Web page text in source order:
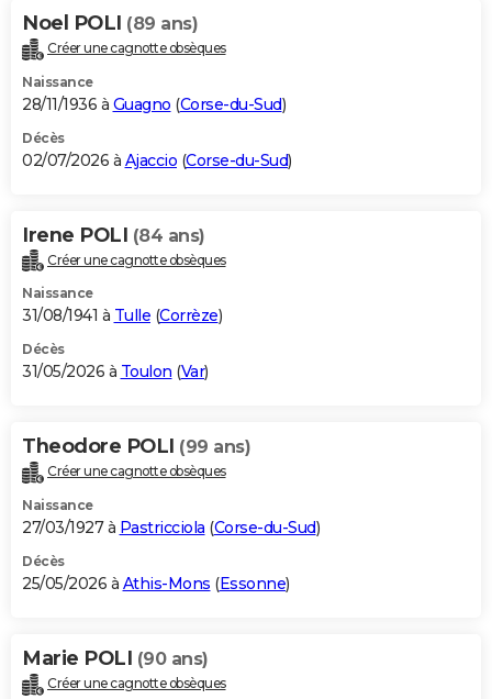
Noel POLI (89 ans)
Créer une cagnotte obsèques
Naissance
28/11/1936 à Guagno (Corse-du-Sud)
Décès
02/07/2026 à Ajaccio (Corse-du-Sud)
Irene POLI (84 ans)
Créer une cagnotte obsèques
Naissance
31/08/1941 à Tulle (Corrèze)
Décès
31/05/2026 à Toulon (Var)
Theodore POLI (99 ans)
Créer une cagnotte obsèques
Naissance
27/03/1927 à Pastricciola (Corse-du-Sud)
Décès
25/05/2026 à Athis-Mons (Essonne)
Marie POLI (90 ans)
Créer une cagnotte obsèques